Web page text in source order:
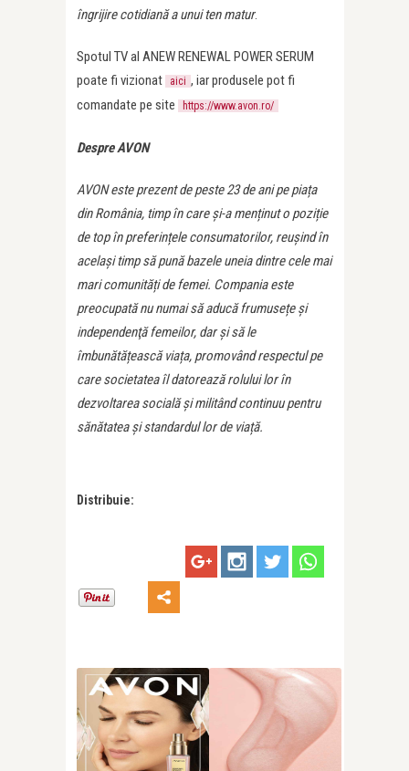
îngrijire cotidiană a unui ten matur.
Spotul TV al ANEW RENEWAL POWER SERUM
poate fi vizionat
aici , iar produsele pot fi
comandate pe site
https://www.avon.ro/
Despre AVON
AVON este prezent de peste 23 de ani pe piața
din România, timp în care și-a menținut o poziție
de top în preferințele consumatorilor, reușind în
același timp să pună bazele uneia dintre cele mai
mari comunități de femei. Compania este
preocupată nu numai să aducă frumusețe și
independenţă femeilor, dar și să le
îmbunătățească viața, promovând respectul pe
care societatea îl datorează rolului lor în
dezvoltarea socială și militând continuu pentru
sănătatea și standardul lor de viață.
Distribuie: